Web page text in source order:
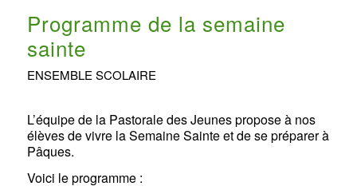
Programme de la semaine
sainte
ENSEMBLE SCOLAIRE
L’équipe de la Pastorale des Jeunes propose à nos
élèves de vivre la Semaine Sainte et de se préparer à
Pâques.
Voici le programme :